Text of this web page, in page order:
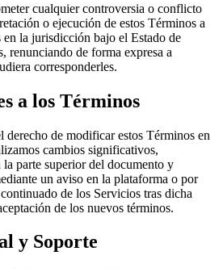
cualquier controversia o conflicto
o ejecución de estos Términos a
en la jurisdicción bajo el Estado de
, renunciando de forma expresa a
corresponderles.
a los Términos
derecho de modificar estos Términos en
cambios significativos,
la parte superior del documento y
un aviso en la plataforma o por
de los Servicios tras dicha
de los nuevos términos.
y Soporte